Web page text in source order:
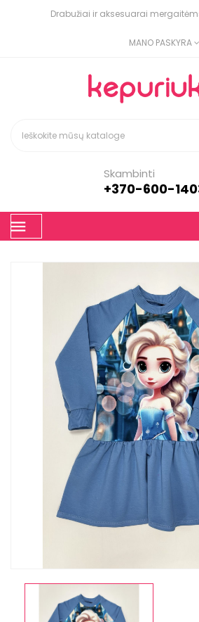
Drabužiai ir aksesuarai
MANO PASKYRA
Skambinti
+370-600-
Toggle
navigation